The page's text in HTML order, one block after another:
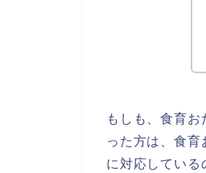
もしも、食育
った方は、食
に対応している